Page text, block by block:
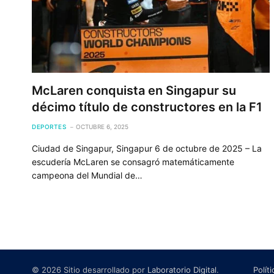
McLaren conquista en Singapur su
décimo título de constructores en la F1
DEPORTES OCTUBRE 6, 2025
Ciudad de Singapur, Singapur 6 de octubre de 2025 – La
escudería McLaren se consagró matemáticamente
campeona del Mundial de…
© 2026 Sitio desarrollado por Laboratorio Digital.